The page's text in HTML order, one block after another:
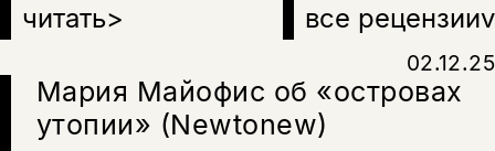
читать> все рецензииv
Мария Майофис об «островах
утопии» (Newtonew)
02.12.25